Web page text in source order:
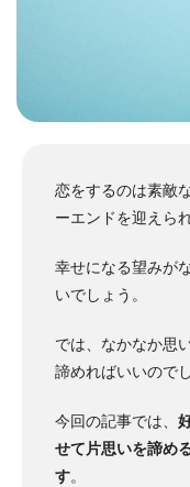
恋をするのは素敵
ーエンドを迎えら
幸せになる望みが
いでしょう。
では、なかなか思
諦めればいいので
今回の記事では、
せて片思いを諦め
す。